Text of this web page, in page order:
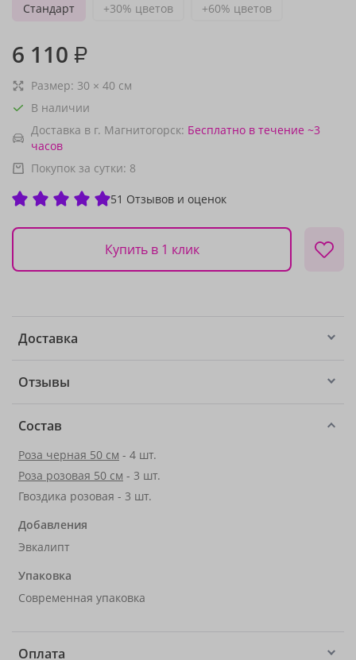
Стандарт
+30% цветов +60% цветов
6 110 ₽
Размер: 30 × 40 см
В наличии
Доставка в г. Магнитогорск: Бесплатно в течение ~3
часов
Покупок за сутки: 8
51 Отзывов и оценок
Купить в 1 клик
Доставка
Отзывы
Состав
Роза черная 50 см - 4 шт.
Роза розовая 50 см - 3 шт.
Гвоздика розовая - 3 шт.
Добавления
Эвкалипт
Упаковка
Современная упаковка
Оплата